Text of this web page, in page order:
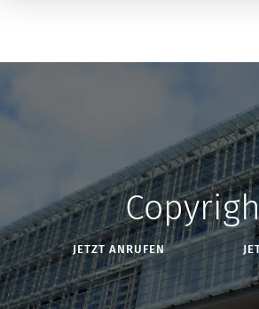
JETZT ANRUFEN